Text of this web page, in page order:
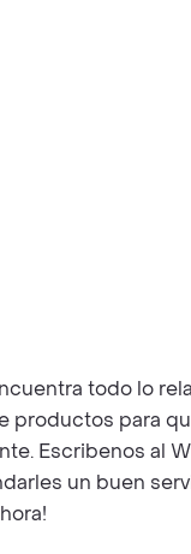
todo lo
productos para
Escribenos al
un buen